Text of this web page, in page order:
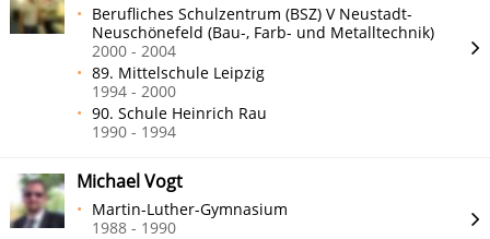
Berufliches Schulzentrum (BSZ) V Neustadt-
Neuschönefeld (Bau-, Farb- und Metalltechnik)
2000 - 2004
89. Mittelschule Leipzig
1994 - 2000
90. Schule Heinrich Rau
1990 - 1994
Michael Vogt
Martin-Luther-Gymnasium
1988 - 1990